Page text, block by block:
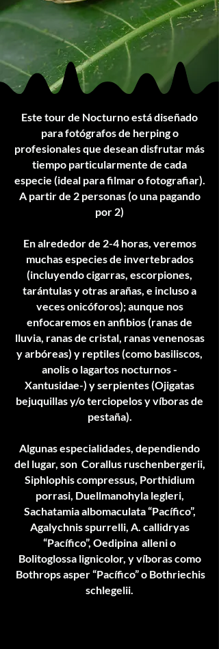
Este tour de Nocturno está diseñado
para fotógrafos de herping o
profesionales que desean disfrutar más
tiempo particularmente de cada
especie (ideal para filmar o fotografiar).
A partir de 2 personas (o una pagando
por 2)
En alrededor de 2-4 horas, veremos
muchas especies de invertebrados
(incluyendo cigarras, escorpiones,
tarántulas y otras arañas, e incluso a
veces onicóforos); aunque nos
enfocaremos en anfibios (ranas de
lluvia, ranas de cristal, ranas venenosas
y arbóreas) y reptiles (como basiliscos,
anolis o lagartos nocturnos -
Xantusidae-) y serpientes (Ojigatas
bejuquillas y/o terciopelos y víboras de
pestaña).
Algunas especialidades, dependiendo
del lugar, son Corallus ruschenbergerii,
Siphlophis compressus, Porthidium
porrasi, Duellmanohyla legleri,
Sachatamia albomaculata “Pacífico”,
Agalychnis spurrelli, A. callidryas
“Pacífico”, Oedipina alleni o
Bolitoglossa lignicolor, y víboras como
Bothrops asper “Pacífico” o Bothriechis
schlegelii.